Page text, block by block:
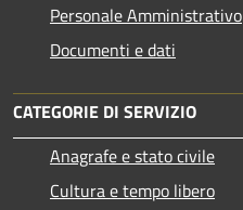
Personale Amministrativo
Documenti e dati
CATEGORIE DI SERVIZIO
Anagrafe e stato civile
Cultura e tempo libero